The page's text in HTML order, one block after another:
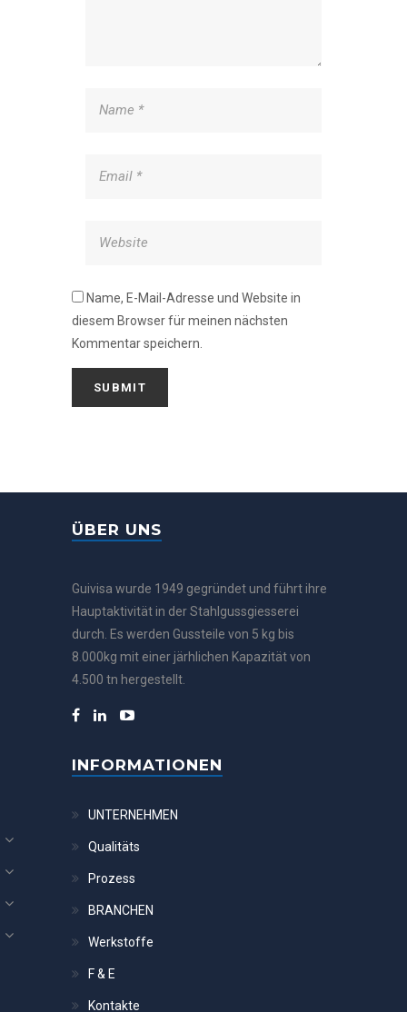
Name, E-Mail-Adresse und Website in
diesem Browser für meinen nächsten
Kommentar speichern.
ÜBER UNS
Guivisa wurde 1949 gegründet und führt ihre
Hauptaktivität in der Stahlgussgiesserei
durch. Es werden Gussteile von 5 kg bis
8.000kg mit einer järhlichen Kapazität von
4.500 tn hergestellt.
INFORMATIONEN
UNTERNEHMEN
Qualitäts
Prozess
BRANCHEN
Werkstoffe
F & E
Kontakte